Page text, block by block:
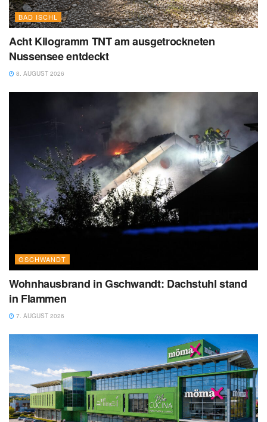
BAD ISCHL
Acht Kilogramm TNT am ausgetrockneten
Nussensee entdeckt
8. AUGUST 2026
GSCHWANDT
Wohnhausbrand in Gschwandt: Dachstuhl stand
in Flammen
7. AUGUST 2026